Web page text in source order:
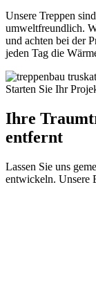
Unsere Treppen
umweltfreundlich.
und achten bei der
jeden Tag die
Starten Sie Ihr
Ihre
entfernt
Lassen Sie uns
entwickeln. Unsere